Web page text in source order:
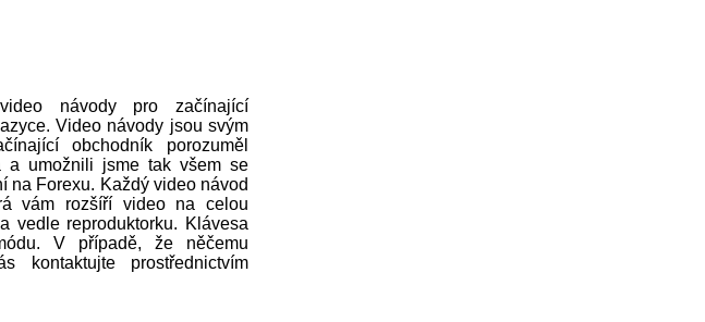
návody pro začínající
Video návody jsou svým
obchodník porozuměl
a umožnili jsme tak všem se
na Forexu. Každý video návod
vám rozšíří video na celou
vedle reproduktorku. Klávesa
V případě, že něčemu
kontaktujte prostřednictvím